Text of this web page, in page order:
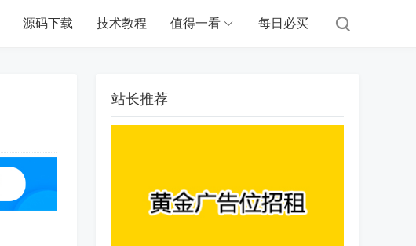
源码下载 技术教程 值得一看 每日必买
站长推荐